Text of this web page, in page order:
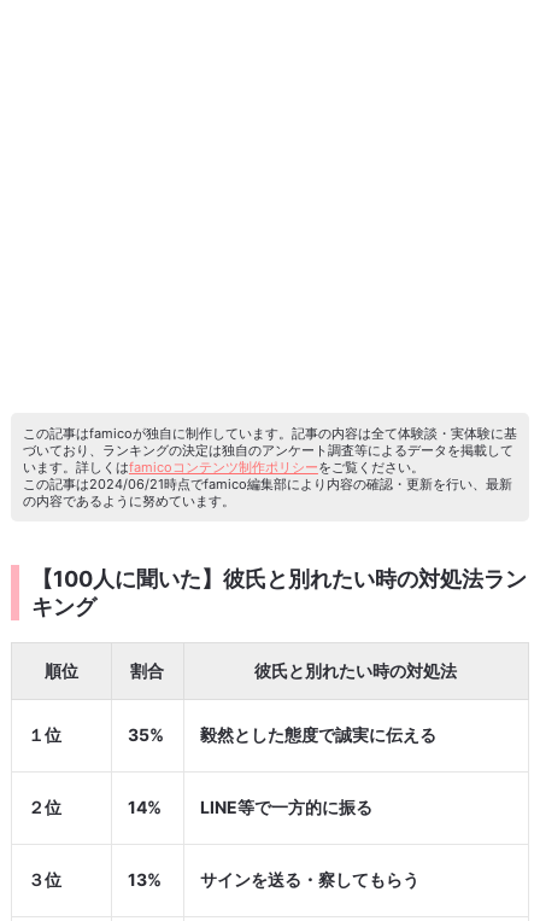
この記事はfamicoが独自に制作しています。記事の内容は全て体験談・実体験に基
づいており、ランキングの決定は独自のアンケート調査等によるデータを掲載して
います。詳しくはfamicoコンテンツ制作ポリシーをご覧ください。
この記事は2024/06/21時点でfamico編集部により内容の確認・更新を行い、最新
の内容であるように努めています。
【100人に聞いた】彼氏と別れたい時の対処法ラン
キング
順位 割合 彼氏と別れたい時の対処法
１位 35% 毅然とした態度で誠実に伝える
２位 14% LINE等で一方的に振る
３位 13% サインを送る・察してもらう